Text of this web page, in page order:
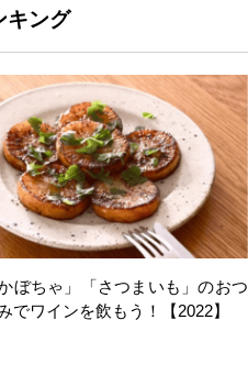
キング
かぼちゃ」「さつまいも」のおつ
でワインを飲もう！【2022】